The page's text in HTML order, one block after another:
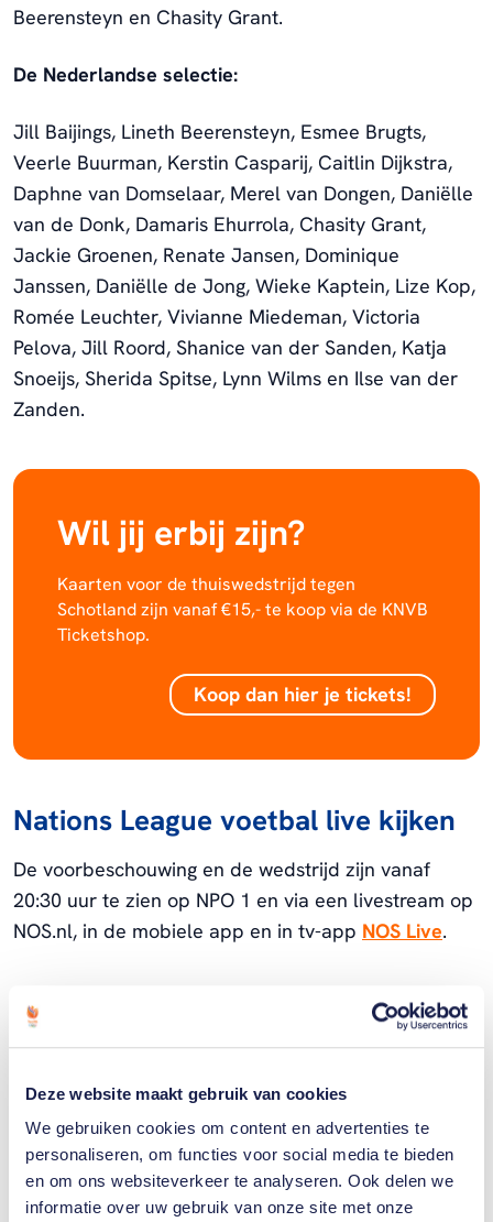
Deze website maakt gebruik van cookies
We gebruiken cookies om content en advertenties te
personaliseren, om functies voor social media te bieden
en om ons websiteverkeer te analyseren. Ook delen we
informatie over uw gebruik van onze site met onze
Beerensteyn en Chasity Grant.
De Nederlandse selectie:
Jill Baijings, Lineth Beerensteyn, Esmee Brugts,
Veerle Buurman, Kerstin Casparij, Caitlin Dijkstra,
Daphne van Domselaar, Merel van Dongen, Daniëlle
van de Donk, Damaris Ehurrola, Chasity Grant,
Jackie Groenen, Renate Jansen, Dominique
Janssen, Daniëlle de Jong, Wieke Kaptein, Lize Kop,
Romée Leuchter, Vivianne Miedeman, Victoria
Pelova, Jill Roord, Shanice van der Sanden, Katja
Snoeijs, Sherida Spitse, Lynn Wilms en Ilse van der
Zanden.
Wil jij erbij zijn?
Kaarten voor de thuiswedstrijd tegen
Schotland zijn vanaf €15,- te koop via de KNVB
Ticketshop.
Koop dan hier je tickets!
Nations League voetbal live kijken
De voorbeschouwing en de wedstrijd zijn vanaf
20:30 uur te zien op NPO 1 en via een livestream op
NOS.nl, in de mobiele app en in tv-app NOS Live.
Gerelateerde sporters
Brugts
Daphne